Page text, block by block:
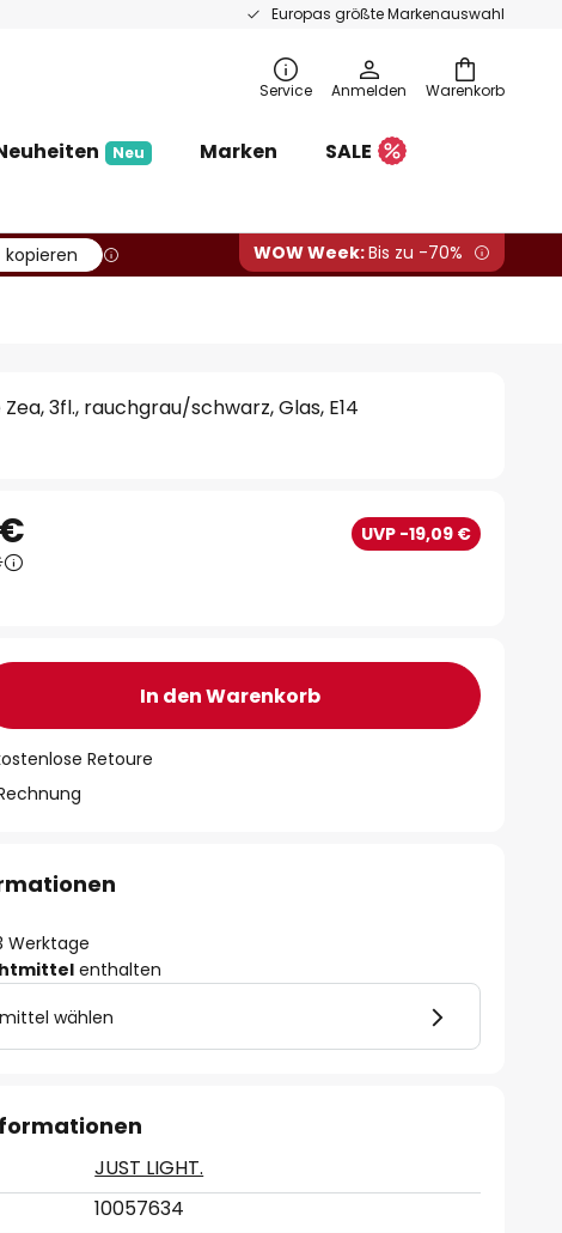
Europas größte Markenauswahl
Warenkorb
Service Anmelden
Neu Marken
SALE
kopieren WOW Week:Bis zu -70%
3fl., rauchgrau/schwarz, Glas, E14
UVP -19,09 €
In den Warenkorb
Retoure
Werktage
enthalten
wählen
JUST LIGHT.
10057634